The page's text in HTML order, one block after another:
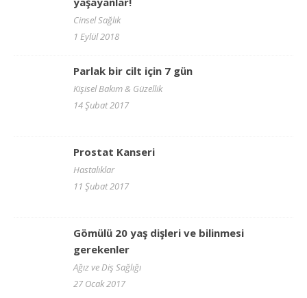
Cinsel Sağlık
1 Eylül 2018
Parlak bir cilt için 7 gün
Kişisel Bakım & Güzellik
14 Şubat 2017
Prostat Kanseri
Hastalıklar
11 Şubat 2017
Gömülü 20 yaş dişleri ve bilinmesi
gerekenler
Ağız ve Diş Sağlığı
27 Ocak 2017